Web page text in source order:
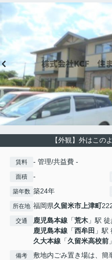
【外観】外はこの
賃料 - 管理/共益費 -
面積 -
築年数 築24年
所在地 福岡県久留米市上津町
交通 鹿児島本線 「荒木 」駅
鹿児島本線 「西牟田 」駅
久大本線 「久留米高校前
備考
敷地内ごみ置き場は、簡